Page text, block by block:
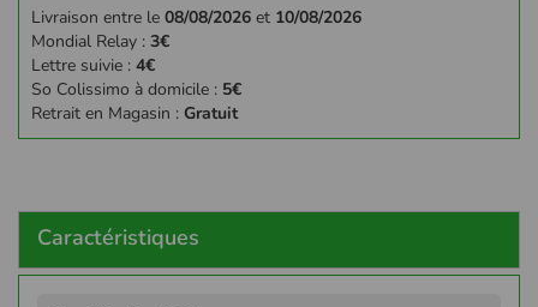
Livraison entre le 08/08/2026 et 10/08/2026
Mondial Relay : 3€
Lettre suivie : 4€
So Colissimo à domicile : 5€
Retrait en Magasin : Gratuit
Caractéristiques